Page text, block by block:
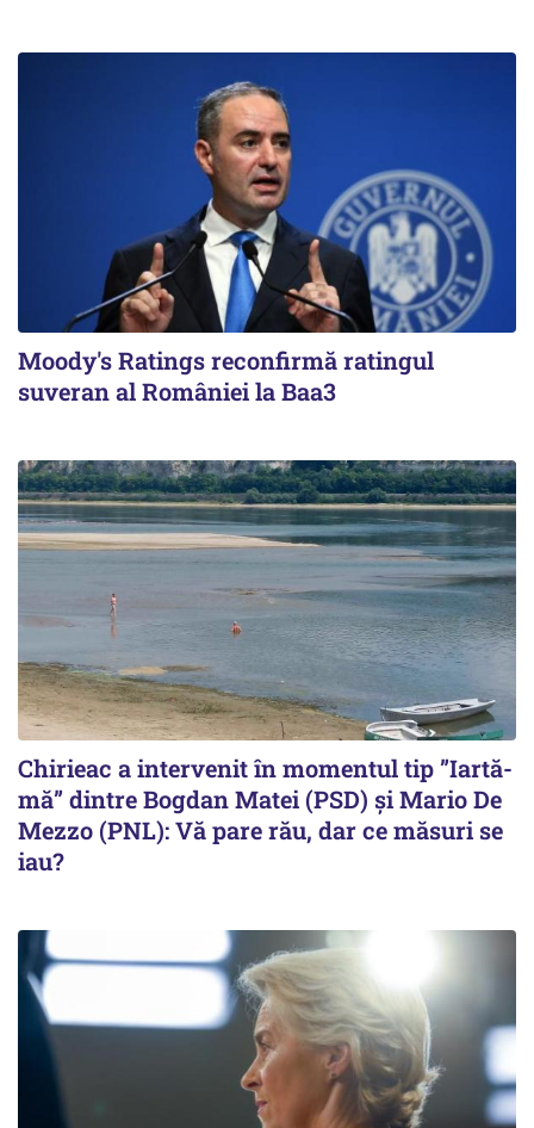
Moody's Ratings reconfirmă ratingul
suveran al României la Baa3
Chirieac a intervenit în momentul tip ”Iartă-
mă” dintre Bogdan Matei (PSD) și Mario De
Mezzo (PNL): Vă pare rău, dar ce măsuri se
iau?